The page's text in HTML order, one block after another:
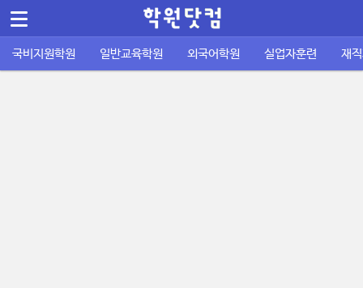
국비지원학원 일반교육학원 외국어학원 실업자훈련 재
Sketchbook5, 스케치북5